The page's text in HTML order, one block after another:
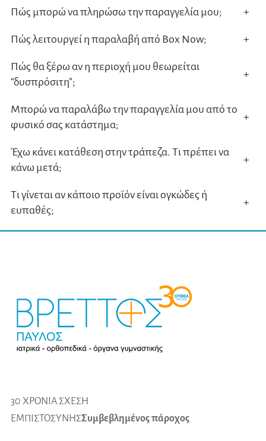
Πώς μπορώ να πληρώσω την παραγγελία μου; +
Πώς λειτουργεί η παραλαβή από Box Now; +
Πώς θα ξέρω αν η περιοχή μου θεωρείται
“δυσπρόσιτη”;
+
Μπορώ να παραλάβω την παραγγελία μου από το
φυσικό σας κατάστημα;
+
Έχω κάνει κατάθεση στην τράπεζα. Τι πρέπει να
κάνω μετά;
+
Τι γίνεται αν κάποιο προϊόν είναι ογκώδες ή
ευπαθές;
+
30 ΧΡΟΝΙΑ ΣΧΕΣΗ
ΕΜΠΙΣΤΟΣΥΝΗΣΣυμβεβλημένος πάροχος